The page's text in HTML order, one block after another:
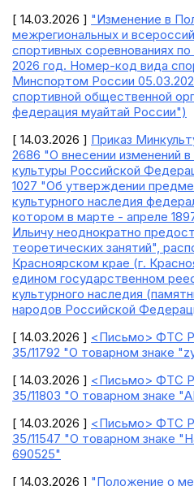
[ 14.03.2026 ] "Изменение в
межрегиональных и
спортивных соревнованиях
2026 год. Номер-код вида
Минспортом России
спортивной общественной
федерация муайтай России")
[ 14.03.2026 ] Приказ
2686 "О внесении изменений
культуры Российской
1027 "Об утверждении
культурного наследия
котором в марте - апреле
Ильичу неоднократно
теоретических занятий",
Красноярском крае (г.
едином государственном
культурного наследия
народов Российской
[ 14.03.2026 ] <Письмо> ФТС
35/11792 "О товарном знаке
[ 14.03.2026 ] <Письмо> ФТС
35/11803 "О товарном знаке
[ 14.03.2026 ] <Письмо> ФТС
35/11547 "О товарном знаке
690525"
[ 14.03.2026 ] "Положение о